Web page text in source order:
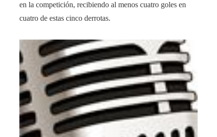
en la competición, recibiendo al menos cuatro goles en
cuatro de estas cinco derrotas.